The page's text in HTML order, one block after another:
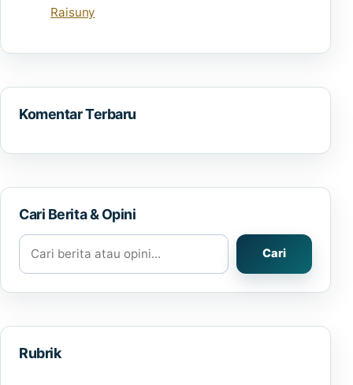
Raisuny
Komentar Terbaru
Cari Berita & Opini
Cari berita atau opini
Cari
Rubrik